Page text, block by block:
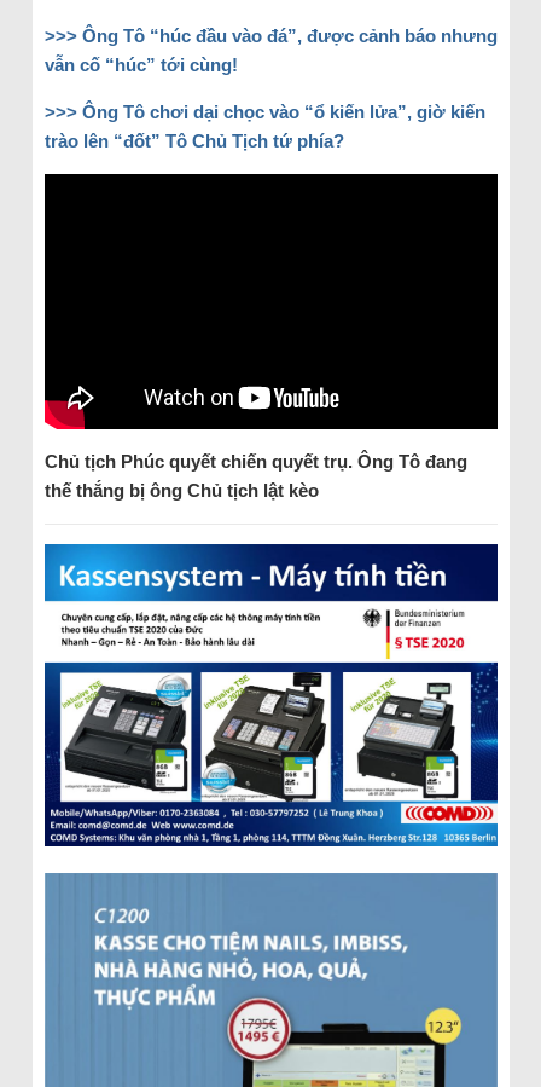
>>> Ông Tô “húc đầu vào đá”, được cảnh báo nhưng
vẫn cố “húc” tới cùng!
>>> Ông Tô chơi dại chọc vào “ổ kiến lửa”, giờ kiến
trào lên “đốt” Tô Chủ Tịch tứ phía?
Chủ tịch Phúc quyết chiến quyết trụ. Ông Tô đang
thế thắng bị ông Chủ tịch lật kèo